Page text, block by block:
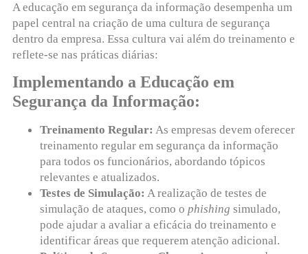
A educação em segurança da informação desempenha um
papel central na criação de uma cultura de segurança
dentro da empresa. Essa cultura vai além do treinamento e
reflete-se nas práticas diárias:
Implementando a Educação em
Segurança da Informação:
Treinamento Regular: As empresas devem oferecer
treinamento regular em segurança da informação
para todos os funcionários, abordando tópicos
relevantes e atualizados.
Testes de Simulação: A realização de testes de
simulação de ataques, como o phishing simulado,
pode ajudar a avaliar a eficácia do treinamento e
identificar áreas que requerem atenção adicional.